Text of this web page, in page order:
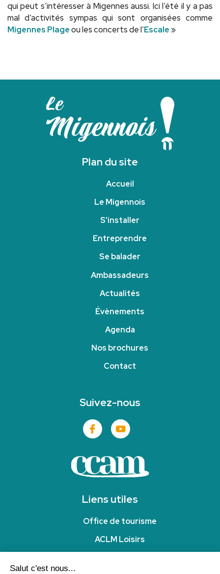
qui peut s’intéresser à Migennes aussi. Ici l’été il y a pas
mal d’activités sympas qui sont organisées comme
Migennes Plageou les concerts de l’Escale »
Plan du site
Accueil
Le Migennois
S'installer
Entreprendre
Se balader
Ambassadeurs
Actualités
Évènements
Agenda
Nos brochures
Contact
Suivez-nous
Liens utiles
Office de tourisme
ACLM Loisirs